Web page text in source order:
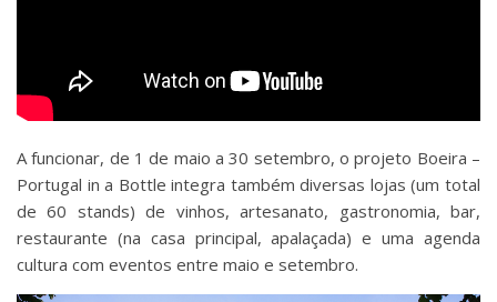
A funcionar, de 1 de maio a 30 setembro, o projeto Boeira –
Portugal in a Bottle integra também diversas lojas (um total
de 60 stands) de vinhos, artesanato, gastronomia, bar,
restaurante (na casa principal, apalaçada) e uma agenda
cultura com eventos entre maio e setembro.